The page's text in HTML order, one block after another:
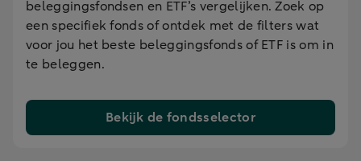
beleggingsfondsen en ETF’s vergelijken. Zoek op
een specifiek fonds of ontdek met de filters wat
voor jou het beste beleggingsfonds of ETF is om in
te beleggen.
Bekijk de fondsselector